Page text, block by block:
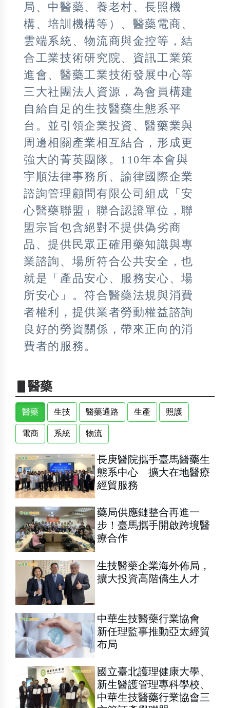
局、中醫藥、養老村、長照機
構、培訓機構等）、醫藥電商、
雲端系統、物流商與金控等，結
合工業技術研究院、資訊工業策
進會、醫藥工業技術發展中心等
三大社團法人資源，為會員構建
自給自足的生技醫藥生態系平
台。並引領企業投資、醫藥業與
周邊相關產業相互結合，形成更
強大的菁英團隊。110年本會與
宇順法律事務所、諭律國際企業
諮詢管理顧問有限公司組成「安
心醫藥聯盟」聯合認證單位，聯
盟宗旨包含絕對不提供偽劣商
品、提供民眾正確用藥知識與專
業諮詢、場所符合公共安全，也
就是「產品安心、服務安心、場
所安心」。符合醫藥法規與消費
者權利，提供業者勞動權益諮詢
良好的勞資關係，帶來正向的消
費者的服務。
▋醫藥
醫藥 生技 醫藥通路 生產 照護
電商 系統 物流
長庚醫院攜手臺馬醫藥生
態系中心 擴大在地醫療
經貿服務
藥局供應鏈整合再進一
步！臺馬攜手開啟跨境醫
療合作
生技醫藥企業海外佈局，
擴大投資高階僑生人才
中華生技醫藥行業協會
新任理監事推動亞太經貿
布局
國立臺北護理健康大學、
新生醫護管理專科學校、
中華生技醫藥行業協會三